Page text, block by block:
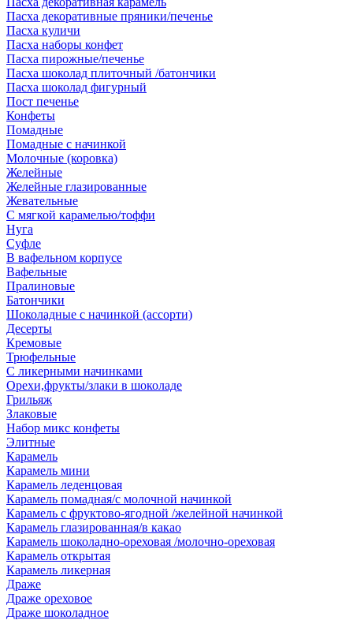
Пасха декоративные пряники/печенье
Пасха куличи
Пасха наборы конфет
Пасха пирожные/печенье
Пасха шоколад плиточный /батончики
Пасха шоколад фигурный
Пост печенье
Конфеты
Помадные
Помадные с начинкой
Молочные (коровка)
Желейные
Желейные глазированные
Жевательные
С мягкой карамелью/тоффи
Нуга
Суфле
В вафельном корпусе
Вафельные
Пралиновые
Батончики
Шоколадные с начинкой (ассорти)
Десерты
Кремовые
Трюфельные
С ликерными начинками
Орехи,фрукты/злаки в шоколаде
Грильяж
Злаковые
Набор микс конфеты
Элитные
Карамель
Карамель мини
Карамель леденцовая
Карамель помадная/с молочной начинкой
Карамель с фруктово-ягодной /желейной начинкой
Карамель глазированная/в какао
Карамель шоколадно-ореховая /молочно-ореховая
Карамель открытая
Карамель ликерная
Драже
Драже ореховое
Драже шоколадное